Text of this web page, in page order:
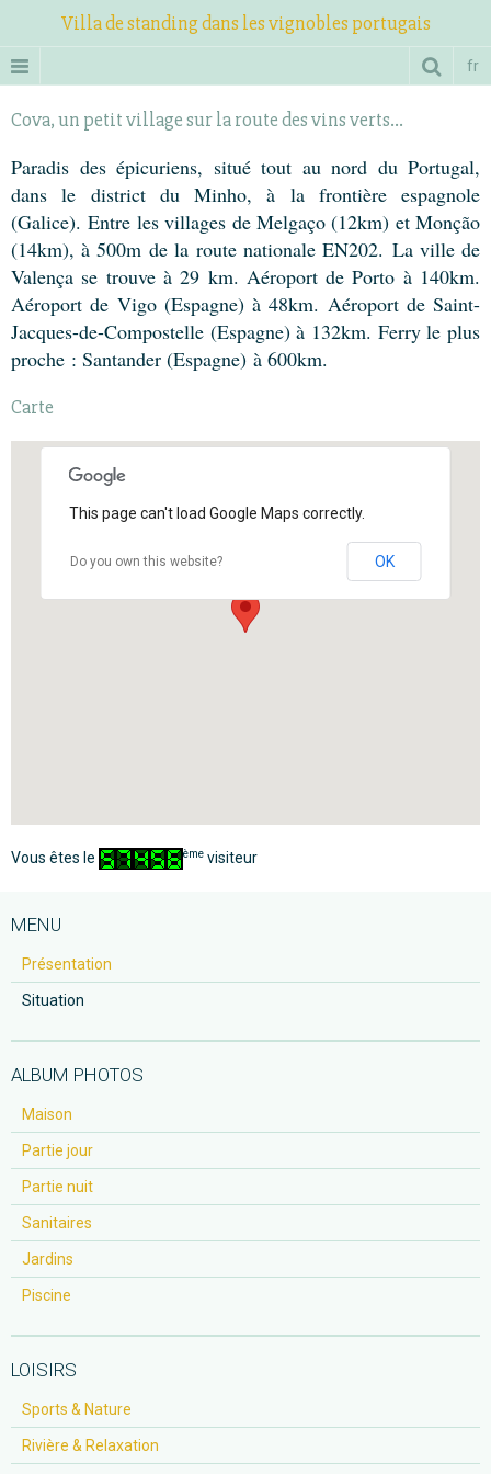
Villa de standing dans les vignobles portugais
fr
Cova, un petit village sur la route des vins verts...
Paradis des épicuriens, situé tout au nord du Portugal,
dans le district du Minho, à la frontière espagnole
(Galice). Entre les villages de Melgaço (12km) et Monção
(14km), à 500m de la route nationale EN202. La ville de
Valença se trouve à 29 km. Aéroport de Porto à 140km.
Aéroport de Vigo (Espagne) à 48km. Aéroport de Saint-
Jacques-de-Compostelle (Espagne) à 132km. Ferry le plus
proche : Santander (Espagne) à 600km.
Carte
This page can't load Google Maps correctly.
Do you own this website? OK
Vous êtes le ème visiteur
MENU
Présentation
Situation
ALBUM PHOTOS
Maison
Partie jour
Partie nuit
Sanitaires
Jardins
Piscine
LOISIRS
Sports & Nature
Rivière & Relaxation